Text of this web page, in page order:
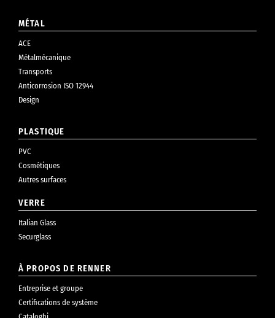
MÉTAL
ACE
Métalmécanique
Transports
Anticorrosion ISO 12944
Design
PLASTIQUE
PVC
Cosmétiques
Autres surfaces
VERRE
Italian Glass
Securglass
À PROPOS DE RENNER
Entreprise et groupe
Certifications de système